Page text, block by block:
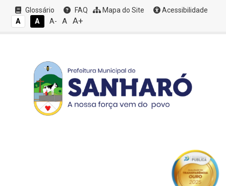
Glossário FAQ Mapa do Site
Acessibilidade
A
A A- A A+